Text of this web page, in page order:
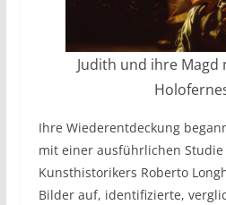
Judith und ihre
Ihre Wiederentdeckung
mit einer ausführlichen
Kunsthistorikers Roberto
Bilder auf, identifizierte,